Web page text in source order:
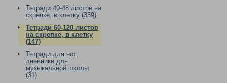
Тетради 40-48 листов на
скрепке, в клетку (359)
Тетради 60-120 листов
на скрепке, в клетку
(147)
Тетради для нот,
дневники для
музыкальной школы
(31)